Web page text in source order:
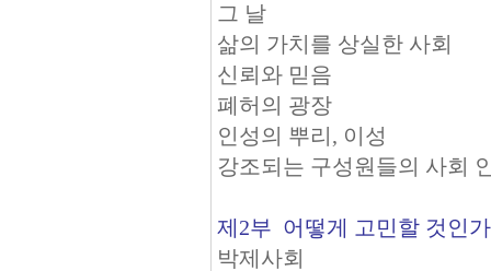
그 날
삶의 가치를 상실한 사회
신뢰와 믿음
폐허의 광장
인성의 뿌리, 이성
강조되는 구성원들의 사회
제2부 어떻게 고민할 것인가
박제사회